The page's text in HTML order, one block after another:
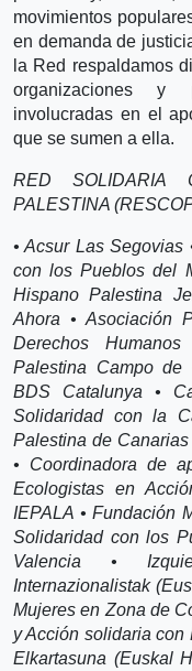
movimientos
en demanda de
la Red respaldamos
organizaciones y
involucradas en el
que se sumen a ella.
RED SOLIDARIA
PALESTINA
• Acsur Las
con los Pueblos del
Hispano Palestina
Ahora • Asociación
Derechos
Palestina Campo de
BDS Catalunya •
Solidaridad con la
Palestina de
• Coordinadora de
Ecologistas en
IEPALA • Fundación
Solidaridad con los
Valencia •
Internazionalistak
Mujeres en Zona de
y Acción solidaria con
Elkartasuna (Euskal